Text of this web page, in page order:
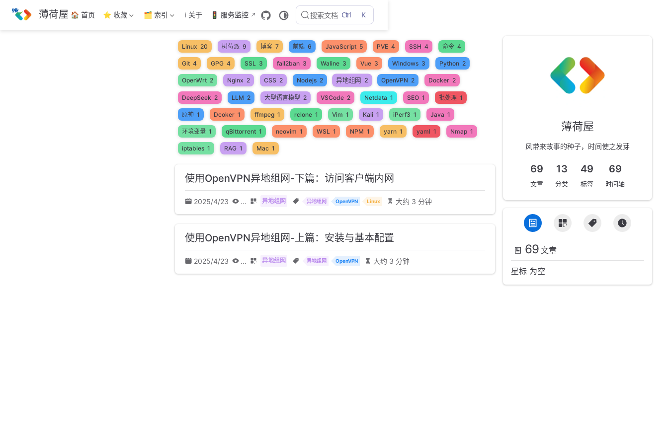
跳
主
薄荷屋 🏠 首页 ⭐ 收藏 🗂️ 索引 ℹ️ 关于 🚦 服务监控 搜索文档 Ctrl K
Linux 20 树莓派 9 博客 7 前端 6 JavaScript 5 PVE 4 SSH 4 命令 4
Git 4 GPG 4 SSL 3 fail2ban 3 Waline 3 Vue 3 Windows 3 Python 2
OpenWrt 2 Nginx 2 CSS 2 Nodejs 2 异地组网 2 OpenVPN 2 Docker 2
DeepSeek 2 LLM 2 大型语言模型 2 VSCode 2 Netdata 1 SEO 1 批处理 1
原神 1 Dcoker 1 ffmpeg 1 rclone 1 Vim 1 Kali 1 iPerf3 1 Java 1
环境变量 1 qBittorrent 1 neovim 1 WSL 1 NPM 1 yarn 1 yaml 1 Nmap 1
iptables 1 RAG 1 Mac 1
使用OpenVPN异地组网-下篇：访问客户端内网
2025/4/23 ... 异地组网 异地组网 OpenVPN Linux 大约 3 分钟
使用OpenVPN异地组网-上篇：安装与基本配置
2025/4/23 ... 异地组网 异地组网 OpenVPN 大约 3 分钟
薄荷屋
风带来故事的种子，时间使之发芽
69
文章
13
分类
49
标签
69
时间轴
69 文章
星标 为空